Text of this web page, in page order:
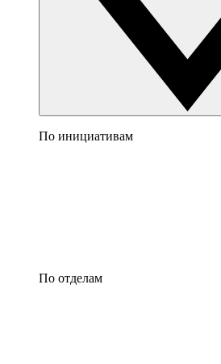
По инициативам
По отделам